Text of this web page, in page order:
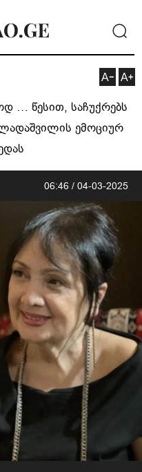
… წესით, საჩუქრებს
ემოციურ
06:46 / 04-03-2025